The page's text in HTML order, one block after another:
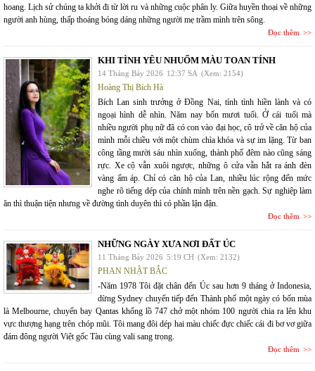
hoang. Lịch sử chúng ta khởi đi từ lời ru và những cuộc phân ly. Giữa huyền thoại về những
người anh hùng, thấp thoáng bóng dáng những người mẹ trầm mình trên sông.
Đọc thêm
KHI TÌNH YÊU NHUỐM MÀU TOAN TÍNH
14 Tháng Bảy 2026 12:37 SA (Xem: 2154)
Hoàng Thị Bích Hà
Bích Lan sinh trưởng ở Đồng Nai, tính tình hiền lành và có
ngoại hình dễ nhìn. Năm nay bốn mươi tuổi. Ở cái tuổi mà
nhiều người phụ nữ đã có con vào đại học, cô trở về căn hộ của
mình mỗi chiều với một chùm chìa khóa và sự im lặng. Từ ban
công tầng mười sáu nhìn xuống, thành phố đêm nào cũng sáng
rực. Xe cộ vẫn xuôi ngược, những ô cửa vẫn hắt ra ánh đèn
vàng ấm áp. Chỉ có căn hộ của Lan, nhiều lúc rộng đến mức
nghe rõ tiếng dép của chính mình trên nền gạch. Sự nghiệp làm
ăn thì thuận tiện nhưng về đường tình duyên thì có phần lận đận.
Đọc thêm
NHỮNG NGÀY XƯA NƠI ĐẤT ÚC
11 Tháng Bảy 2026 5:19 CH (Xem: 2132)
PHAN NHẬT BẮC
-Năm 1978 Tôi đặt chân đến Úc sau hơn 9 tháng ở Indonesia,
dừng Sydney chuyển tiếp đến Thành phố một ngày có bốn mùa
là Melbourne, chuyến bay Qantas khổng lồ 747 chở một nhóm 100 người chia ra lên khu
vực thượng hạng trên chóp mũi. Tôi mang đôi dép hai màu chiếc đực chiếc cái đi bơ vơ giữa
đám đông người Việt gốc Tàu cùng vali sang trọng.
Đọc thêm